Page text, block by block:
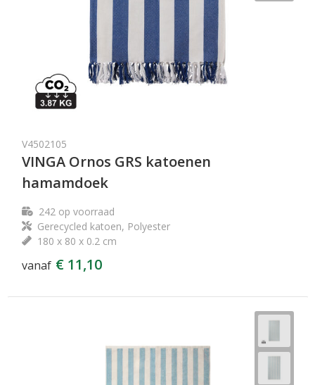
V4502105
VINGA Ornos GRS katoenen
hamamdoek
242op voorraad
Gerecycled katoen, Polyester
180 x 80 x 0.2 cm
vanaf € 11,10